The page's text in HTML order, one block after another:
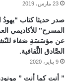
23 مارس، 2019
صدر حديثا كتاب
المسرح” للأكاديمي
عن مؤسَسَةِ صَفاء
الصَّادق الثَّقافية.
9 يناير، 2020
” أنت كما أنت ”